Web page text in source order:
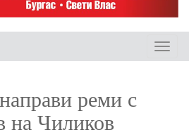
Toggle
реми с
на Чиликов